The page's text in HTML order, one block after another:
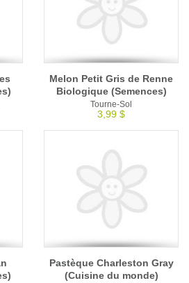
Melon Petit Gris de Renne
Biologique (Semences)
Tourne-Sol
3,99 $
Pastèque Charleston Gray
(Cuisine du monde)